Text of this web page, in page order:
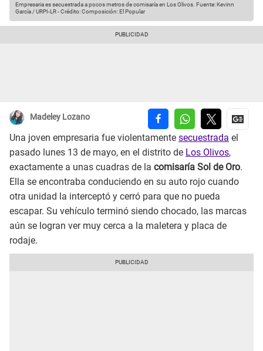
Empresaria es secuestrada a pocos metros de comisaría en Los Olivos. Fuente: Kevinn
García / URPI-LR-Crédito: Composición: El Popular
Madeley Lozano
Una joven empresaria fue violentamente secuestrada el
pasado lunes 13 de mayo, en el distrito de Los Olivos,
exactamente a unas cuadras de la comisaría Sol de Oro.
Ella se encontraba conduciendo en su auto rojo cuando
otra unidad la interceptó y cerró para que no pueda
escapar. Su vehículo terminó siendo chocado, las marcas
aún se logran ver muy cerca a la maletera y placa de
rodaje.